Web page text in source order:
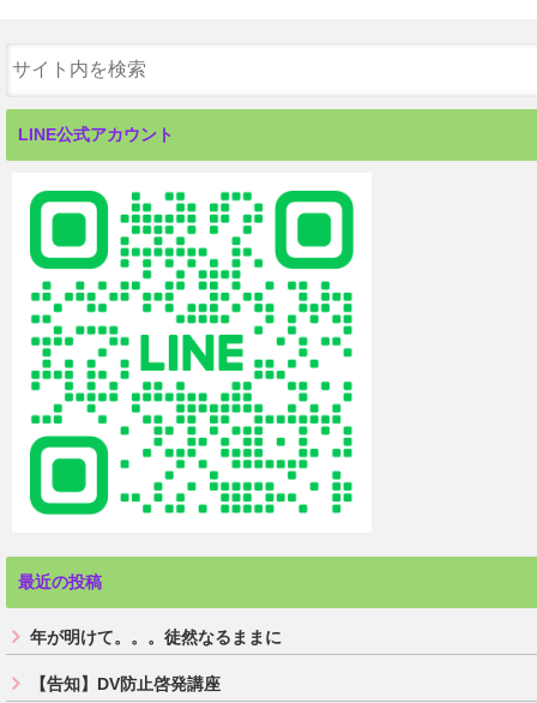
LINE公式アカウント
最近の投稿
年が明けて。。。徒然なるままに
【告知】DV防止啓発講座